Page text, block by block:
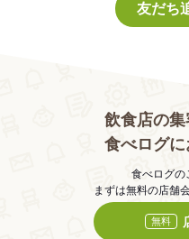
友だち
飲食店の
食べログ
食べログの
まずは無料の店舗
無料